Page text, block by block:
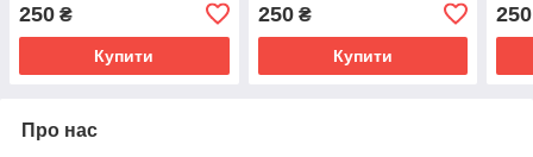
250 ₴
Купити
250₴
Купити
250
Про нас